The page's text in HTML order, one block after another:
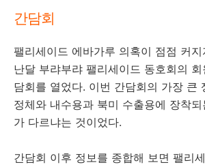
간담회
팰리세이드 에바가루 의혹이 점점 커
난달 부랴부랴 팰리세이드 동호회의
담회를 열었다. 이번 간담회의 가장 큰
정체와 내수용과 북미 수출용에 장착
가 다르냐는 것이었다.
간담회 이후 정보를 종합해 보면 팰리